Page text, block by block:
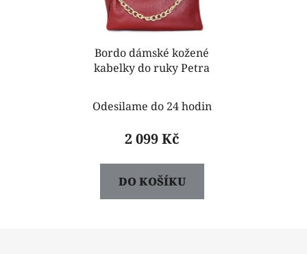
Bordo dámské kožené
kabelky do ruky Petra
Odesilame do 24 hodin
2 099 Kč
DO KOŠÍKU